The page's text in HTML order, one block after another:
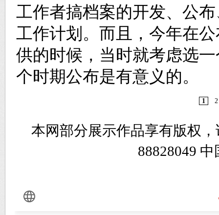
工作者搞档案的开发、公
工作计划。而且，今年在
供的时候，当时就考虑选
个时期公布是有意义的。
1 2
本网部分展示作品享有版权
88828049